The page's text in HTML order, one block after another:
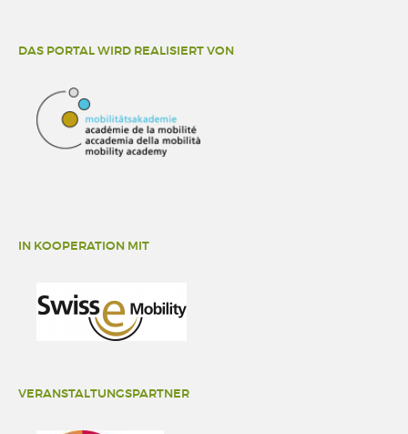
DAS PORTAL WIRD REALISIERT VON
IN KOOPERATION MIT
VERANSTALTUNGSPARTNER